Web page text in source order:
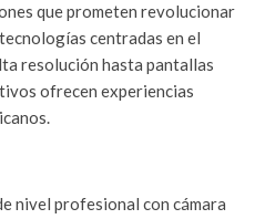
que prometen revolucionar
centradas en el
resolución hasta pantallas
ofrecen experiencias
nivel profesional con cámara